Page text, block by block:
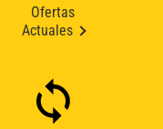
Ofertas
Actuales